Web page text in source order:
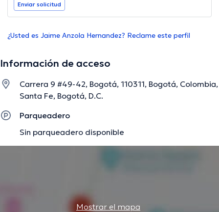
Enviar solicitud
¿Usted es Jaime Anzola Hernandez? Reclame este perfil
Información de acceso
Carrera 9 #49-42, Bogotá, 110311, Bogotá, Colombia,
Santa Fe, Bogotá, D.C.
Parqueadero
Sin parqueadero disponible
Mostrar el mapa